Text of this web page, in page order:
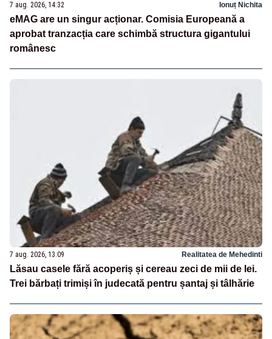
7 aug. 2026, 14:32 Ionuț Nichita
eMAG are un singur acționar. Comisia Europeană a
aprobat tranzacția care schimbă structura gigantului
românesc
7 aug. 2026, 13:09 Realitatea de Mehedinti
Lăsau casele fără acoperiș și cereau zeci de mii de lei.
Trei bărbați trimiși în judecată pentru șantaj și tâlhărie